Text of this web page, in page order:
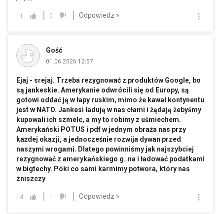
11 0 Odpowiedz »
Gość
01.06.2026 12:57
Ejaj - srejaj. Trzeba rezygnować z produktów Google, bo
są jankeskie. Amerykanie odwrócili się od Europy, są
gotowi oddać ją w łapy ruskim, mimo że kawał kontynentu
jest w NATO. Jankesi ładują w nas cłami i żądają żebyśmy
kupowali ich szmelc, a my to robimy z uśmiechem.
Amerykański POTUS i pdf w jednym obraża nas przy
każdej okazji, a jednocześnie rozwija dywan przed
naszymi wrogami. Dlatego powinniśmy jak najszybciej
rezygnować z amerykańskiego g..na i ładować podatkami
w bigtechy. Póki co sami karmimy potwora, który nas
zniszczy
14 1 Odpowiedz »